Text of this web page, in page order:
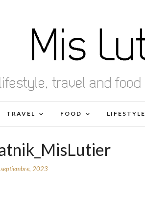
TRAVEL FOOD LIFESTYLE
2023